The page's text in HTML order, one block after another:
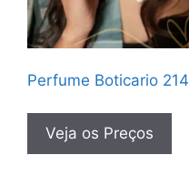
Perfume Boticario 214
Veja os Preços